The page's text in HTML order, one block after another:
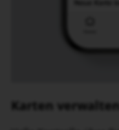
Karten verwalten